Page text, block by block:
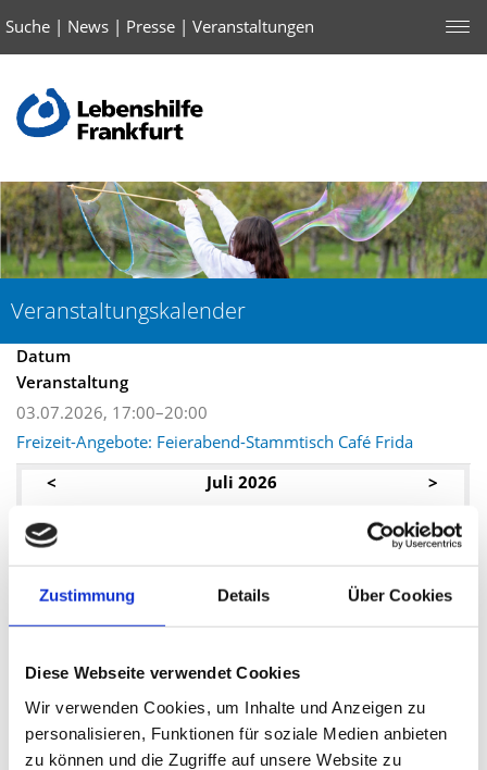
Zustimmung Details Über Cookies
Diese Webseite verwendet Cookies
Wir verwenden Cookies, um Inhalte und Anzeigen zu
personalisieren, Funktionen für soziale Medien anbieten
zu können und die Zugriffe auf unsere Website zu
Suche | News | Presse | Veranstaltungen
Veranstaltungskalender
Datum
Veranstaltung
03.07.2026, 17:00–20:00
Freizeit-Angebote: Feierabend-Stammtisch Café Frida
<
Juli 2026
>
Mo
Sa
So
5
6
7 9 11
12
13
14 15 16 17 18
19
20
21 22 23 24
27
28 29 30 31